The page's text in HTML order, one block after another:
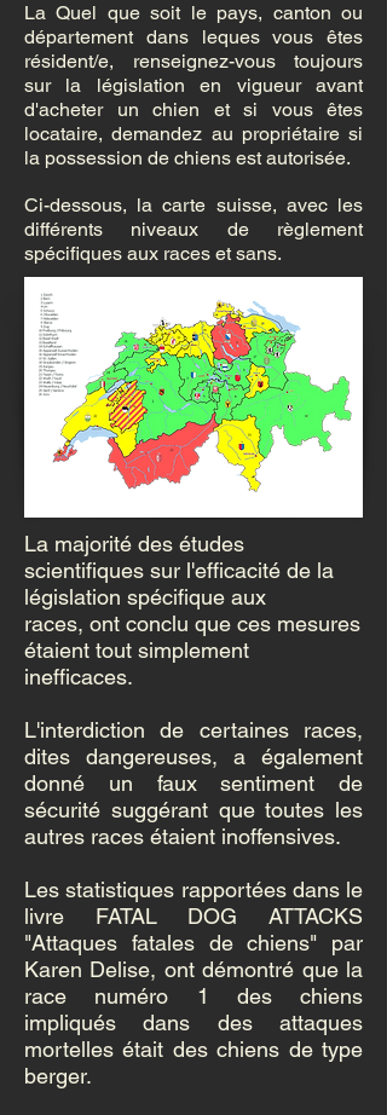
La Quel que soit le pays, canton ou
département dans leques vous êtes
résident/e, renseignez-vous toujours
sur la législation en vigueur avant
d'acheter un chien et si vous êtes
locataire, demandez au propriétaire si
la possession de chiens est autorisée.
Ci-dessous, la carte suisse, avec les
différents niveaux de règlement
spécifiques aux races et sans.
La majorité des études
scientifiques sur l'efficacité de la
législation spécifique aux
races, ont conclu que ces mesures
étaient tout simplement
inefficaces.
L'interdiction de certaines races,
dites dangereuses, a également
donné un faux sentiment de
sécurité suggérant que toutes les
autres races étaient inoffensives.
Les statistiques rapportées dans le
livre FATAL DOG ATTACKS
"Attaques fatales de chiens" par
Karen Delise, ont démontré que la
race numéro 1 des chiens
impliqués dans des attaques
mortelles était des chiens de type
berger.